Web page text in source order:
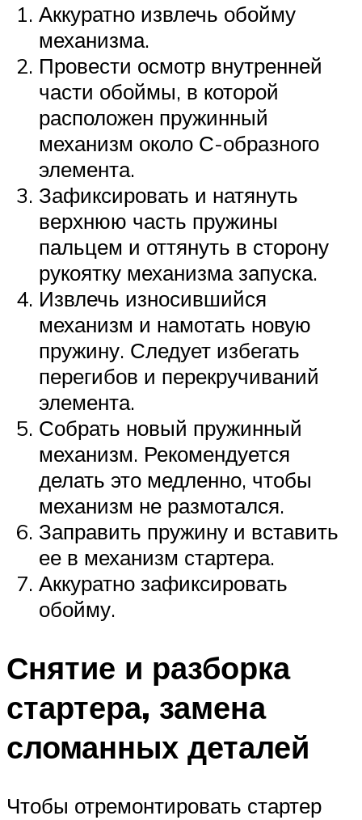
Аккуратно извлечь обойму
механизма.
Провести осмотр внутренней
части обоймы, в которой
расположен пружинный
механизм около С-образного
элемента.
Зафиксировать и натянуть
верхнюю часть пружины
пальцем и оттянуть в сторону
рукоятку механизма запуска.
Извлечь износившийся
механизм и намотать новую
пружину. Следует избегать
перегибов и перекручиваний
элемента.
Собрать новый пружинный
механизм. Рекомендуется
делать это медленно, чтобы
механизм не размотался.
Заправить пружину и вставить
ее в механизм стартера.
Аккуратно зафиксировать
обойму.
Снятие и разборка
стартера, замена
сломанных деталей
Чтобы отремонтировать стартер